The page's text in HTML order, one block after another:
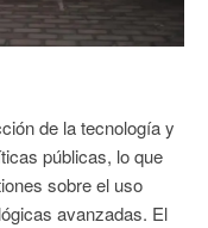
de la tecnología y
públicas, lo que
sobre el uso
avanzadas. El